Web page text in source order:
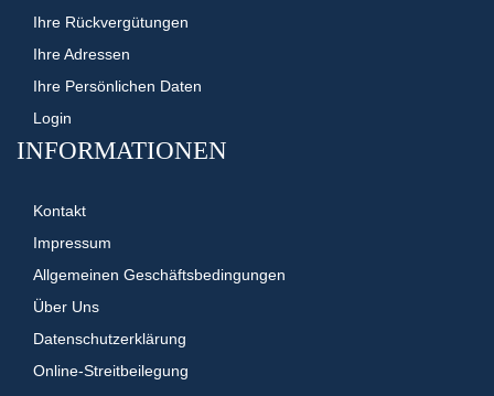
Ihre Rückvergütungen
Ihre Adressen
Ihre Persönlichen Daten
Login
INFORMATIONEN
Kontakt
Impressum
Allgemeinen Geschäftsbedingungen
Über Uns
Datenschutzerklärung
Online-Streitbeilegung